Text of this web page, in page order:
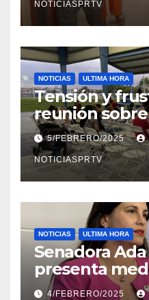
NOTICIASPRTV
NOTICIAS ULTIMA HORA
Tensión y
reunión
Reparto
5/FEBRERO/2025
NOTICIASPRTV
NOTICIAS ULTIMA HORA
Senadora
presenta
violencia en
4/FEBRERO/2025